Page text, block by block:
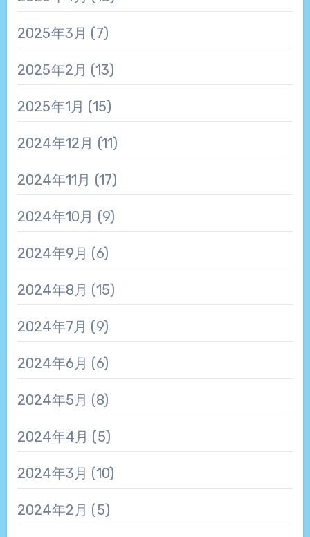
2025年3月 (7)
2025年2月 (13)
2025年1月 (15)
2024年12月 (11)
2024年11月 (17)
2024年10月 (9)
2024年9月 (6)
2024年8月 (15)
2024年7月 (9)
2024年6月 (6)
2024年5月 (8)
2024年4月 (5)
2024年3月 (10)
2024年2月 (5)